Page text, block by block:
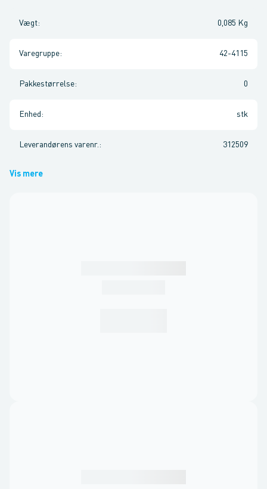
Vægt: 0,085 Kg
Varegruppe: 42-4115
Pakkestørrelse: 0
Enhed : stk
Leverandørens varenr. : 312509
Vis mere